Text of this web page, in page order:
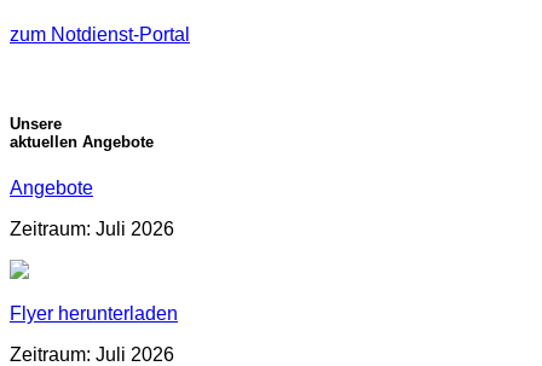
zum Notdienst-Portal
Unsere
aktuellen Angebote
Angebote
Zeitraum: Juli 2026
Flyer herunterladen
Zeitraum: Juli 2026